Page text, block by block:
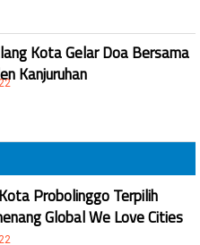
Kota Gelar Doa Bersama
Kanjuruhan
Probolinggo Terpilih
Global We Love Cities